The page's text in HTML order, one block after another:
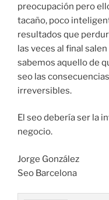
preocupación pero
tacaño, poco
resultados que
las veces al final
sabemos aquello de
seo las
irreversibles.
El seo debería ser la
negocio.
Jorge González
Seo Barcelona